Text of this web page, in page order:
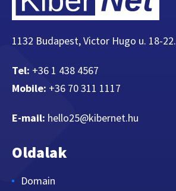
1132 Budapest, Victor Hugo u. 18-22.
Tel: +36 1 438 4567
Mobile: +36 70 311 1117
E-mail: hello25@kibernet.hu
Oldalak
Domain